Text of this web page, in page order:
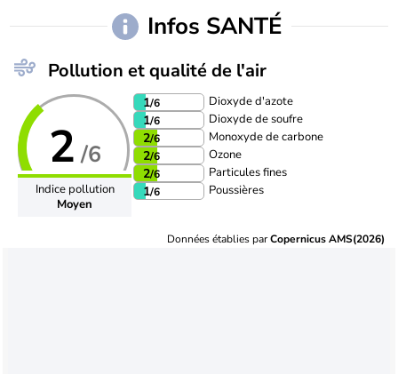
Infos SANTÉ
Pollution et qualité de l'air
2 /6
Indice pollution
Moyen
1/6 Dioxyde d'azote
1/6 Dioxyde de soufre
2/6 Monoxyde de carbone
2/6 Ozone
2/6 Particules fines
1/6 Poussières
Données établies parCopernicus AMS(2026)